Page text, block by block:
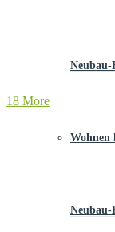
Neubau-
Wohnen
Neubau-
18 More